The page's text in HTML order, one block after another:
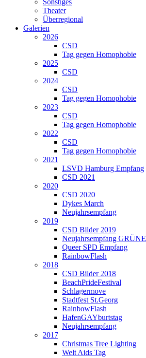
Sonstiges
Theater
Überregional
Galerien
2026
CSD
Tag gegen Homophobie
2025
CSD
2024
CSD
Tag gegen Homophobie
2023
CSD
Tag gegen Homophobie
2022
CSD
Tag gegen Homophobie
2021
LSVD Hamburg Empfang
CSD 2021
2020
CSD 2020
Dykes March
Neujahrsempfang
2019
CSD Bilder 2019
Neujahrsempfang GRÜNE
Queer SPD Empfang
RainbowFlash
2018
CSD Bilder 2018
BeachPrideFestival
Schlagermove
Stadtfest St.Georg
RainbowFlash
HafenGAYburtstag
Neujahrsempfang
2017
Christmas Tree Lighting
Welt Aids Tag